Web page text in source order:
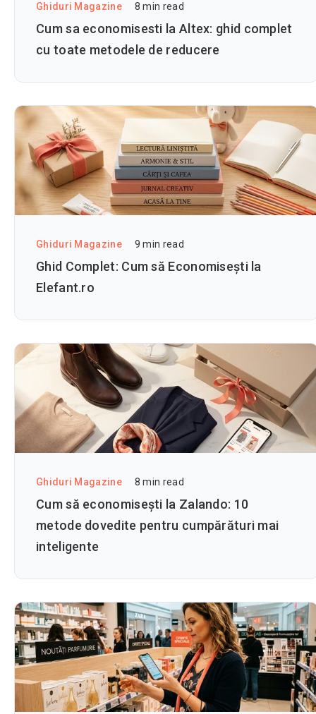
Ghiduri Magazine 8 min read
Cum sa economisesti la Altex: ghid complet
cu toate metodele de reducere
Ghiduri Magazine 9 min read
Ghid Complet: Cum să Economisești la
Elefant.ro
Ghiduri Magazine 8 min read
Cum să economisești la Zalando: 10
metode dovedite pentru cumpărături mai
inteligente